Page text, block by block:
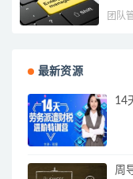
团队
最新资源
14
周